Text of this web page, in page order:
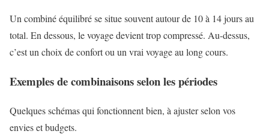
Un combiné équilibré se situe souvent autour de 10 à 14 jours au
total. En dessous, le voyage devient trop compressé. Au-dessus,
c’est un choix de confort ou un vrai voyage au long cours.
Exemples de combinaisons selon les périodes
Quelques schémas qui fonctionnent bien, à ajuster selon vos
envies et budgets.